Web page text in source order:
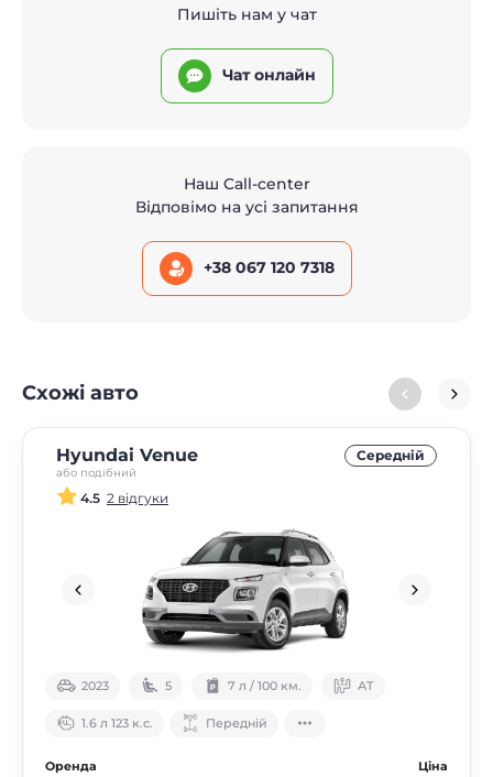
Пишіть нам у чат
Чат онлайн
Наш Call-center
Відповімо на усі запитання
+38 067 120 7318
Схожі авто
Hyundai Venue
або подібний
Середнiй
4.5 2 відгуки
2023 5 7 л / 100 км. АТ
1.6 л 123 к.с. Передній
Оренда Ціна